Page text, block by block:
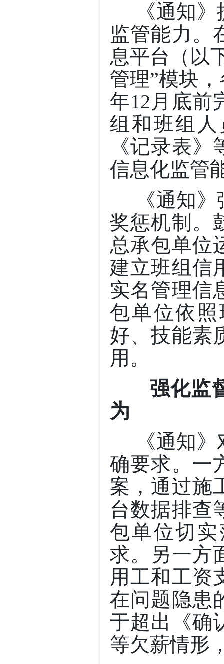
《通知》
监管能力。
息平台（以
管理”模块
年12月底前
组和班组
《记录表
信息化监管
《通知》
奖惩机制。
总承包单位
建立班组信
实名管理信
包单位依
好、技能素
用。
强化监督
为
《通知》
确要求。一
案，通过施
台数据排查
包单位切
求。另一方
用工和工资
在问题隐患
于超出《确
等欠薪情形